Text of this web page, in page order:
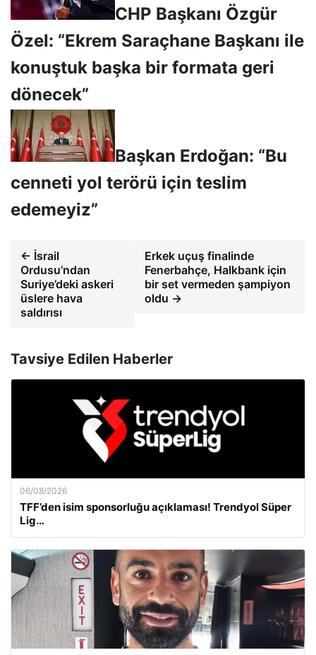
CHP Başkanı Özgür
Özel: “Ekrem Saraçhane Başkanı ile
konuştuk başka bir formata geri
dönecek”
Başkan Erdoğan: “Bu
cenneti yol terörü için teslim
edemeyiz”
← İsrail
Ordusu’ndan
Suriye’deki askeri
üslere hava
saldırısı
Erkek uçuş finalinde
Fenerbahçe, Halkbank için
bir set vermeden şampiyon
oldu →
Tavsiye Edilen Haberler
06/08/2026
TFF’den isim sponsorluğu açıklaması! Trendyol Süper
Lig…